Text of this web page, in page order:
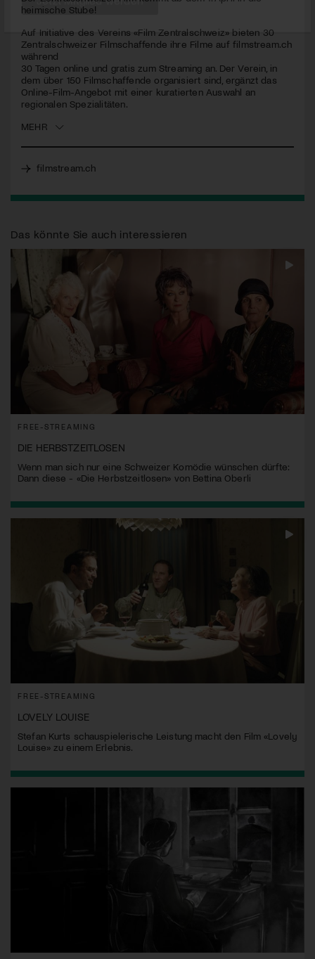
heimische Stube!
Auf Initiative des Vereins «Film Zentralschweiz» bieten 30
Zentralschweizer Filmschaffende ihre Filme auf filmstream.ch
während
30 Tagen online und gratis zum Streaming an. Der Verein, in
dem über 150 Filmschaffende organisiert sind, ergänzt das
Online-Film-Angebot mit einer kuratierten Auswahl an
regionalen Spezialitäten.
MEHR
filmstream.ch
Das könnte Sie auch interessieren
FREE-STREAMING
DIE HERBSTZEITLOSEN
Wenn man sich nur eine Schweizer Komödie wünschen dürfte:
Dann diese - «Die Herbstzeitlosen» von Bettina Oberli
FREE-STREAMING
LOVELY LOUISE
Stefan Kurts schauspielerische Leistung macht den Film «Lovely
Louise» zu einem Erlebnis.
Jetzt Mitglied werden